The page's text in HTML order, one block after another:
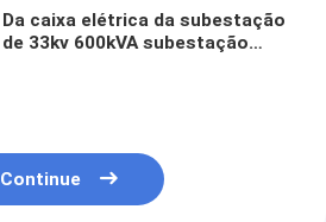
Da caixa elétrica da subestação
de 33kv 600kVA subestação
Continue